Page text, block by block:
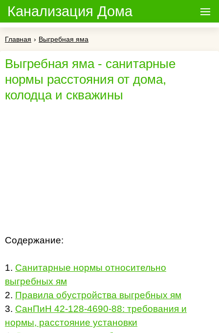
Канализация Дома
Главная › Выгребная яма
Выгребная яма - санитарные
нормы расстояния от дома,
колодца и скважины
Содержание:
1. Санитарные нормы относительно
выгребных ям
2. Правила обустройства выгребных ям
3. СанПиН 42-128-4690-88: требования и
нормы, расстояние установки